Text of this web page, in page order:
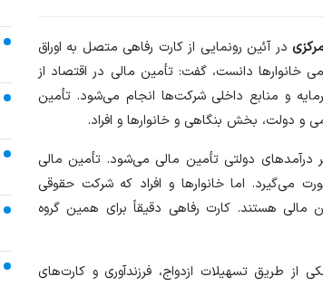
در آئین رونمایی از کارت رفاهی متصل به اوراق
خانوار‌ها دانست، گفت: تأمین مالی در اقتصاد از
و منابع داخلی شرکت‌ها انجام می‌شود. تأمین
دولت، بخش بنگاهی و خانوار‌ها و افراد.
دولتی تأمین مالی می‌شود. تأمین مالی
می‌گیرد. اما خانوار‌ها و افراد که شرکت حقوقی
هستند. کارت رفاهی دقیقاً برای همین گروه
از طریق تسهیلات ازدواج، فرزندآوری و کارت‌های